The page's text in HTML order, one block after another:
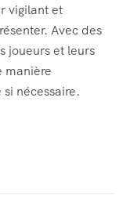
vigilant et
Avec des
joueurs et leurs
manière
nécessaire.